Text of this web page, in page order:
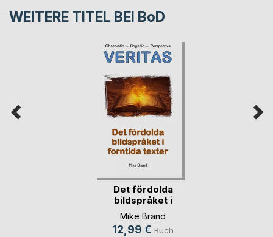
WEITERE TITEL BEI BoD
Det fördolda
bildspråket i
forntid(...)
Mike Brand
12,99 € Buch